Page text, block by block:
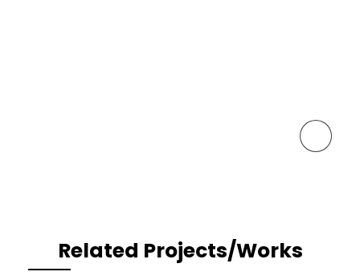
Related Projects/Works